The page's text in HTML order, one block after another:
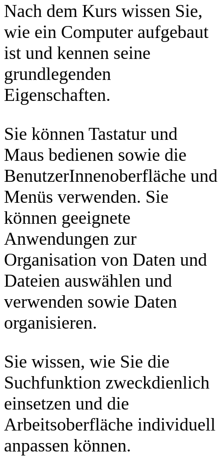
Nach dem Kurs wissen Sie,
wie ein Computer aufgebaut
ist und kennen seine
grundlegenden
Eigenschaften.
Sie können Tastatur und
Maus bedienen sowie die
BenutzerInnenoberfläche und
Menüs verwenden. Sie
können geeignete
Anwendungen zur
Organisation von Daten und
Dateien auswählen und
verwenden sowie Daten
organisieren.
Sie wissen, wie Sie die
Suchfunktion zweckdienlich
einsetzen und die
Arbeitsoberfläche individuell
anpassen können.